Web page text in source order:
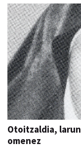
Otoitzaldia,
omenez